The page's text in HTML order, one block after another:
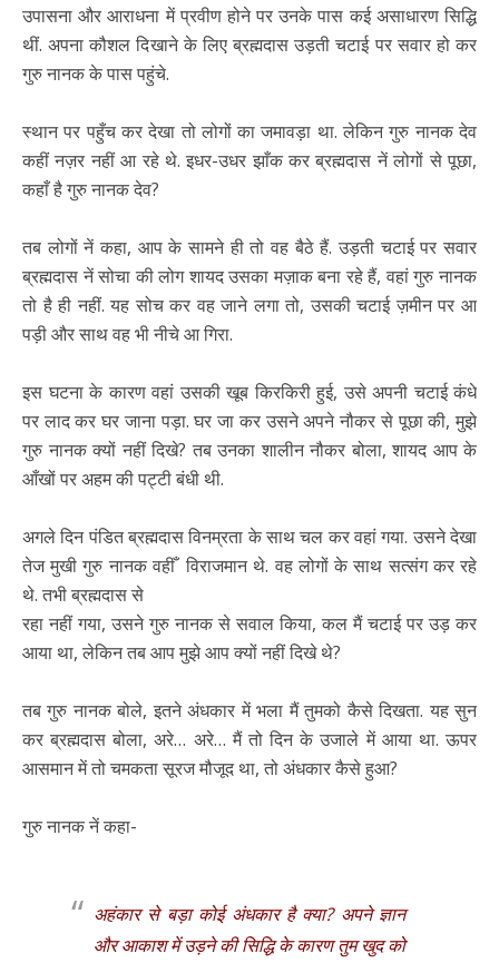
उपासना और आराधना में प्रवीण होने पर उनके पास कई असाधारण सिद्धि
थीं. अपना कौशल दिखाने के लिए ब्रह्मदास उड़ती चटाई पर सवार हो कर
गुरु नानक के पास पहुंचे.
स्थान पर पहुँच कर देखा तो लोगों का जमावड़ा था. लेकिन गुरु नानक देव
कहीं नज़र नहीं आ रहे थे. इधर-उधर झाँक कर ब्रह्मदास नें लोगों से पूछा,
कहाँ है गुरु नानक देव?
तब लोगों नें कहा, आप के सामने ही तो वह बैठे हैं. उड़ती चटाई पर सवार
ब्रह्मदास नें सोचा की लोग शायद उसका मज़ाक बना रहे हैं, वहां गुरु नानक
तो है ही नहीं. यह सोच कर वह जाने लगा तो, उसकी चटाई ज़मीन पर आ
पड़ी और साथ वह भी नीचे आ गिरा.
इस घटना के कारण वहां उसकी खूब किरकिरी हुई, उसे अपनी चटाई कंधे
पर लाद कर घर जाना पड़ा. घर जा कर उसने अपने नौकर से पूछा की, मुझे
गुरु नानक क्यों नहीं दिखे? तब उनका शालीन नौकर बोला, शायद आप के
आँखों पर अहम की पट्टी बंधी थी.
अगले दिन पंडित ब्रह्मदास विनम्रता के साथ चल कर वहां गया. उसने देखा
तेज मुखी गुरु नानक वहीँ विराजमान थे. वह लोगों के साथ सत्संग कर रहे
थे. तभी ब्रह्मदास से
रहा नहीं गया, उसने गुरु नानक से सवाल किया, कल मैं चटाई पर उड़ कर
आया था, लेकिन तब आप मुझे आप क्यों नहीं दिखे थे?
तब गुरु नानक बोले, इतने अंधकार में भला मैं तुमको कैसे दिखता. यह सुन
कर ब्रह्मदास बोला, अरे… अरे… मैं तो दिन के उजाले में आया था. ऊपर
आसमान में तो चमकता सूरज मौजूद था, तो अंधकार कैसे हुआ?
गुरु नानक नें कहा-
अहंकार से बड़ा कोई अंधकार है क्या? अपने ज्ञान
और आकाश में उड़ने की सिद्धि के कारण तुम खुद को